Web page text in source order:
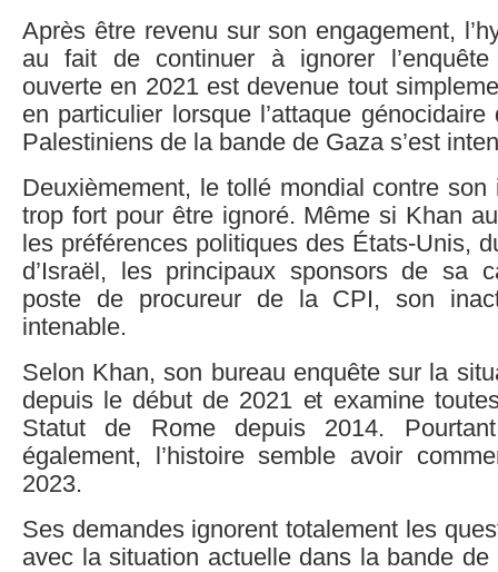
Après être revenu sur son engagement,
au fait de continuer à ignorer
ouverte en 2021 est devenue tout
en particulier lorsque l’attaque génocidaire
Palestiniens de la bande de Gaza s’est
Deuxièmement, le tollé mondial contre son
trop fort pour être ignoré. Même si Khan
les préférences politiques des États-Unis,
d’Israël, les principaux sponsors de sa
poste de procureur de la CPI, son
intenable.
Selon Khan, son bureau enquête sur la
depuis le début de 2021 et examine
Statut de Rome depuis 2014.
également, l’histoire semble avoir
2023.
Ses demandes ignorent totalement les
avec la situation actuelle dans la bande